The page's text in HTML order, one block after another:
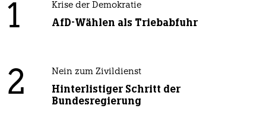
1 Krise der Demokratie
AfD-Wählen als Triebabfuhr
2 Nein zum Zivildienst
Hinterlistiger Schritt der
Bundesregierung